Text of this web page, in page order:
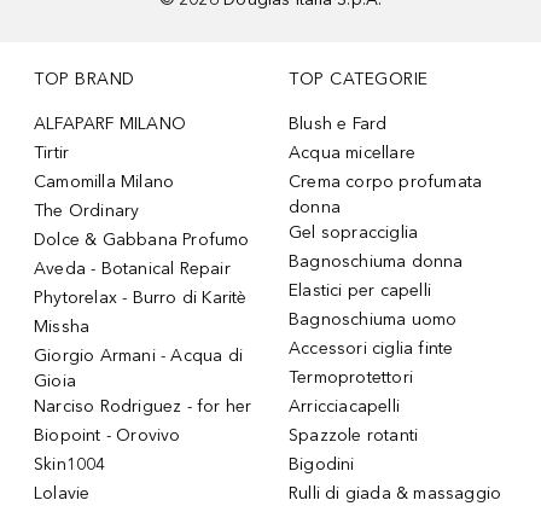
TOP BRAND
ALFAPARF MILANO
Tirtir
Camomilla Milano
The Ordinary
Dolce & Gabbana Profumo
Aveda - Botanical Repair
Phytorelax - Burro di Karitè
Missha
Giorgio Armani - Acqua di
Gioia
Narciso Rodriguez - for her
Biopoint - Orovivo
Skin1004
Lolavie
TOP CATEGORIE
Blush e Fard
Acqua micellare
Crema corpo profumata
donna
Gel sopracciglia
Bagnoschiuma donna
Elastici per capelli
Bagnoschiuma uomo
Accessori ciglia finte
Termoprotettori
Arricciacapelli
Spazzole rotanti
Bigodini
Rulli di giada & massaggio